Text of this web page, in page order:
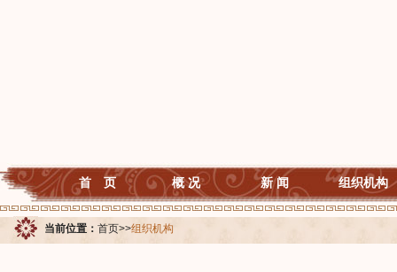
首 页 概 况 新 闻 组织机构
当前位置： 首页>>组织机构